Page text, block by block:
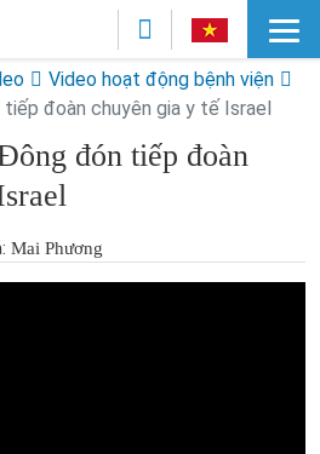
Video hoạt động bệnh viện
đoàn chuyên gia y tế Israel
đón tiếp đoàn
Mai Phương